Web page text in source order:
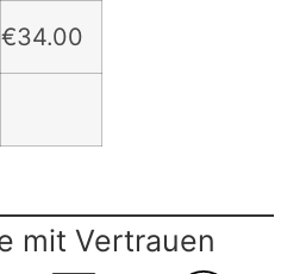
€34.00
mit Vertrauen